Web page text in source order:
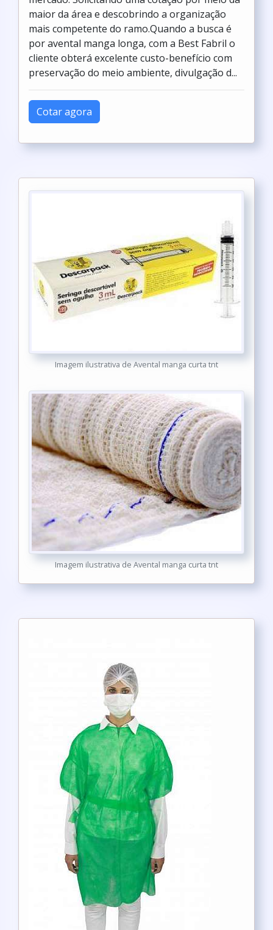
maior da área e descobrindo a organização
mais competente do ramo.Quando a busca é
por avental manga longa, com a Best Fabril o
cliente obterá excelente custo-benefício com
preservação do meio ambiente, divulgação d...
Cotar agora
Imagem ilustrativa de Avental manga curta tnt
Imagem ilustrativa de Avental manga curta tnt